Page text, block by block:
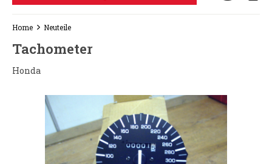
Home Neuteile
Tachometer
Honda